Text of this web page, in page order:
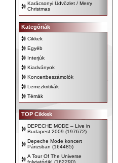
Karácsonyi Üdvözlet / Merry
Christmas
Kategóriák
Cikkek
Egyéb
Interjúk
Kiadványok
Koncertbeszámolók
Lemezkritikák
Témák
TOP Cikkek
DEPECHE MODE – Live in
Budapest 2009 (197672)
Depeche Mode koncert
Párizsban (164485)
A Tour Of The Universe
folytatódik! (162290)